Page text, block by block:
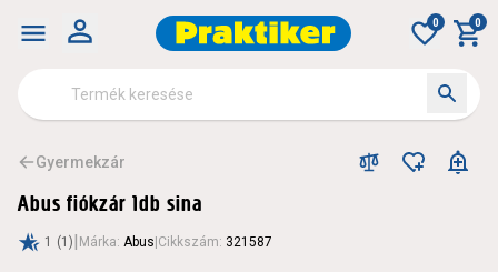
0 0
Gyermekzár
Abus fiókzár 1db sina
1 (1)| Márka: Abus Cikkszám: 321587